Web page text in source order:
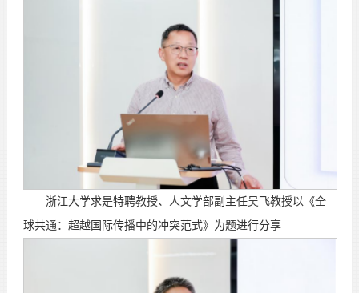
浙江大学求是特聘教授、人文学部副主任吴飞教授以《全
球共通：超越国际传播中的冲突范式》为题进行分享